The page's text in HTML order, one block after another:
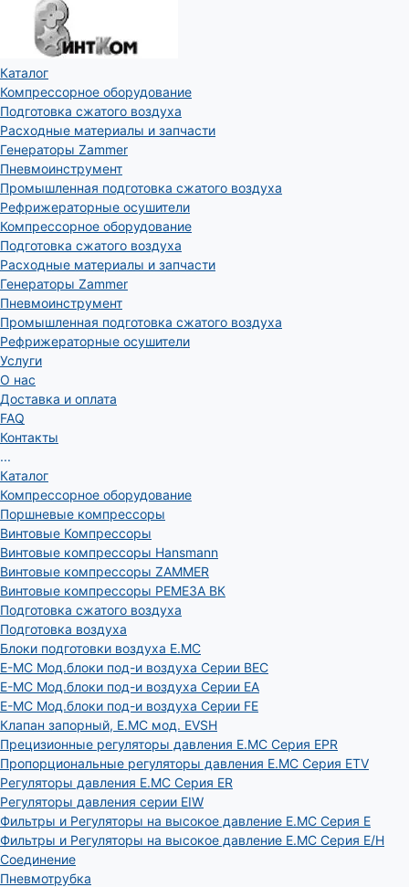
Каталог
Компрессорное оборудование
Подготовка сжатого воздуха
Расходные материалы и запчасти
Генераторы Zammer
Пневмоинструмент
Промышленная подготовка сжатого воздуха
Рефрижераторные осушители
Компрессорное оборудование
Подготовка сжатого воздуха
Расходные материалы и запчасти
Генераторы Zammer
Пневмоинструмент
Промышленная подготовка сжатого воздуха
Рефрижераторные осушители
Услуги
О нас
Доставка и оплата
FAQ
Контакты
...
Каталог
Компрессорное оборудование
Поршневые компрессоры
Винтовые Компрессоры
Винтовые компрессоры Hansmann
Винтовые компрессоры ZAMMER
Винтовые компрессоры РЕМЕЗА ВК
Подготовка сжатого воздуха
Подготовка воздуха
Блоки подготовки воздуха E.MC
E-MC Мод.блоки под-и воздуха Серии BEC
E-MC Мод.блоки под-и воздуха Серии EA
E-MC Мод.блоки под-и воздуха Серии FE
Клапан запорный, E.MC мод. EVSH
Прецизионные регуляторы давления E.MC Серия EPR
Пропорциональные регуляторы давления E.MC Серия ETV
Регуляторы давления E.MC Серия ER
Регуляторы давления серии EIW
Фильтры и Регуляторы на высокое давление E.MC Серия E
Фильтры и Регуляторы на высокое давление E.MC Серия E/H
Соединение
Пневмотрубка